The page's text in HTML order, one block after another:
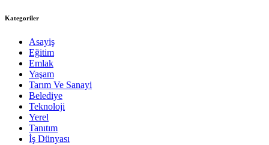
Kategoriler
Asayiş
Eğitim
Emlak
Yaşam
Tarım Ve Sanayi
Belediye
Teknoloji
Yerel
Tanıtım
İş Dünyası